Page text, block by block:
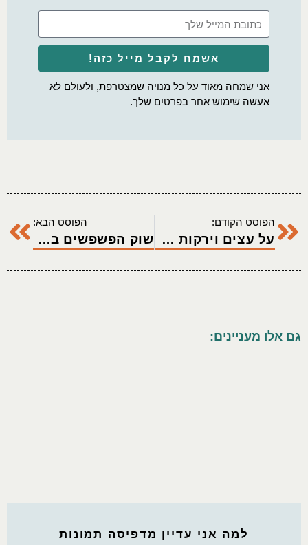
אשמח לקבל מייל כזה!
אני שמחה מאוד על כל מנויה שמצטרפת, ולעולם לא
אעשה שימוש אחר בפרטים שלך.
הפוסט הקודם:
על עצים וירקות אחרים
הפוסט הבא:
שוק הפשפשים באלמדה
גם אלו מעניינים:
למה אני עדיין מדפיסה תמונות